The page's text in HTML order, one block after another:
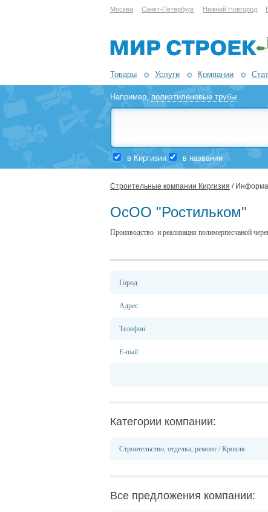
Москва Санкт-Петербург Нижний Новгород
Товары Услуги Компании
Например,полиэтиленовые трубы
в Киргизии в названии
Строительные компании Киргизия /
ОсОО "Ростильком"
Производство и реализация полимерпесчаной
Город
Адрес
Телефон
E-mail
Категории компании:
Строительство, отделка, ремонт /Кровля
Все предложения компании: